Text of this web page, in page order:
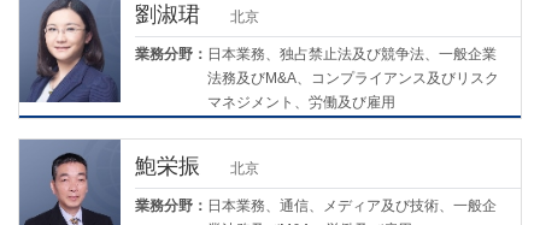
劉淑珺 北京
業務分野： 日本業務、独占禁止法及び競争法、一般企業
法務及びM&A、コンプライアンス及びリスク
マネジメント、労働及び雇用
鮑栄振 北京
業務分野： 日本業務、通信、メディア及び技術、一般企